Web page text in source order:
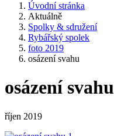
Úvodní stránka
Aktuálně
Spolky & sdružení
Rybářský spolek
foto 2019
osázení svahu
osázení svahu
říjen 2019